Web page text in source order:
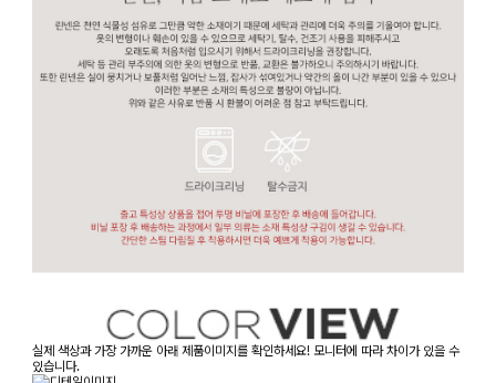
실제 색상과 가장 가까운 아래 제품이미지를 확인하세요! 모니터에 따라 차이가 있을 수
있습니다.